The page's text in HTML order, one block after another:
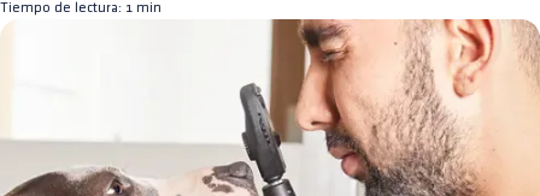
Tiempo de lectura: 1 min